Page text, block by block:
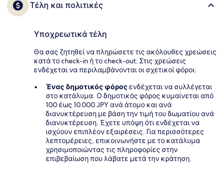
Τέλη και πολιτικές
Υποχρεωτικά τέλη
Θα σας ζητηθεί να πληρώσετε τις ακόλουθες χρεώσεις
κατά το check-in ή το check-out. Στις χρεώσεις
ενδέχεται να περιλαμβάνονται οι σχετικοί φόροι:
Ένας δημοτικός φόροςενδέχεται να συλλέγεται
στο κατάλυμα. Ο δημοτικός φόρος κυμαίνεται από
100 έως 10.000 JPY ανά άτομο και ανά
διανυκτέρευση με βάση την τιμή του δωματίου ανά
διανυκτέρευση. Έχετε υπόψη ότι ενδέχεται να
ισχύουν επιπλέον εξαιρέσεις. Για περισσότερες
λεπτομέρειες, επικοινωνήστε με το κατάλυμα
χρησιμοποιώντας τις πληροφορίες στην
επιβεβαίωση που λάβατε μετά την κράτηση.